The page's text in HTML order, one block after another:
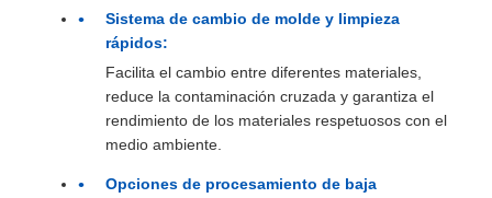
Sistema de cambio de molde y limpieza
rápidos:
Facilita el cambio entre diferentes materiales,
reduce la contaminación cruzada y garantiza el
rendimiento de los materiales respetuosos con el
medio ambiente.
Opciones de procesamiento de baja